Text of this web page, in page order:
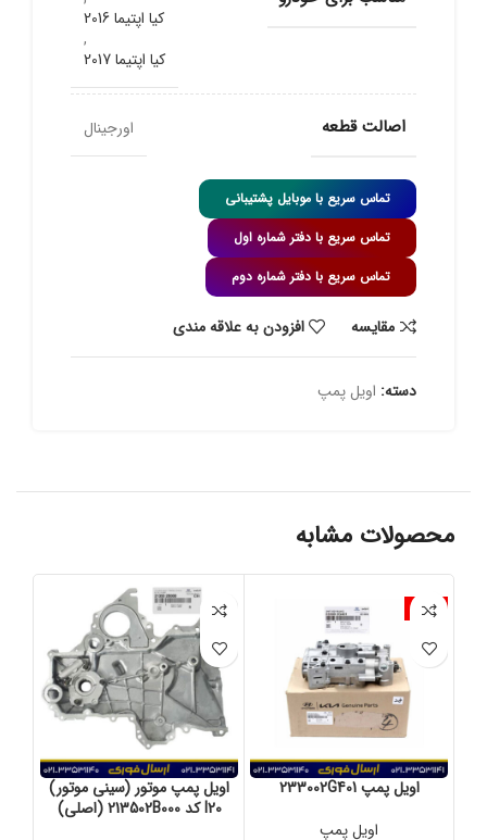
کیا اپتیما 2016
,
کیا اپتیما 2017
اصالت قطعه اورجینال
تماس سریع با موبایل پشتیبانی
تماس سریع با دفتر شماره اول
تماس سریع با دفتر شماره دوم
مقايسه افزودن به علاقه مندی
دسته: اویل پمپ
محصولات مشابه
-3%
اویل پمپ 233002G401
اویل پمپ
اویل پمپ موتور (سینی موتور)
I20 کد 213502B000 (اصلی)